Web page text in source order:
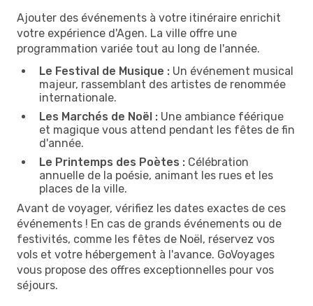
Ajouter des événements à votre itinéraire enrichit
votre expérience d'Agen. La ville offre une
programmation variée tout au long de l'année.
Le Festival de Musique : Un événement musical
majeur, rassemblant des artistes de renommée
internationale.
Les Marchés de Noël : Une ambiance féérique
et magique vous attend pendant les fêtes de fin
d'année.
Le Printemps des Poètes : Célébration
annuelle de la poésie, animant les rues et les
places de la ville.
Avant de voyager, vérifiez les dates exactes de ces
événements ! En cas de grands événements ou de
festivités, comme les fêtes de Noël, réservez vos
vols et votre hébergement à l'avance. GoVoyages
vous propose des offres exceptionnelles pour vos
séjours.